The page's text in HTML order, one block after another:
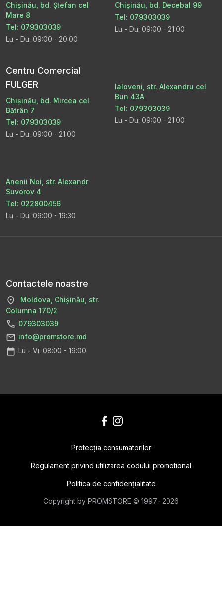
Chișinău, bd. Ștefan cel
Mare 8
Tel: 079303039
Lu - Du: 09:00 - 20:00
Chișinău, bd. Decebal 99
Tel: 079303039
Lu - Du: 09:00 - 21:00
Centru Comercial
FULGER
Chișinău, bd. Mircea cel
Bătrân 7
Tel: 079303039
Lu - Du: 09:00 - 21:00
Ialoveni, str. Alexandru cel
Bun 43A
Tel: 079303039
Lu - Du: 09:00 - 21:00
Anenii Noi, str. Alexandr
Suvorov 4
Tel: 022800456
Lu - Du: 09:00 - 19:30
Contactele noastre
Moldova, Chișinău, str.
Columna 170/2
079303039
info@promstore.md
Lu - Vi: 08:00 - 19:00
Protecţia consumatorilor
Regulament privind utilizarea codului promotional
Politica de confidențialitate
Сopyright by PROMSTORE © 1997- 2026